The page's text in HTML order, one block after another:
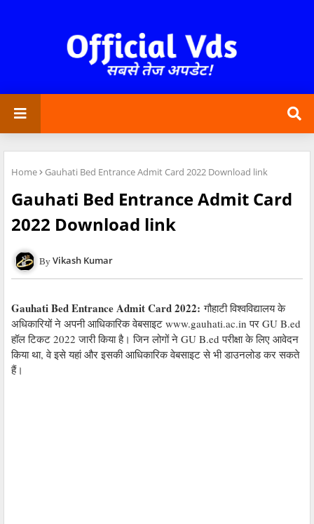
Home Gauhati Bed Entrance Admit Card 2022 Download link
Gauhati Bed Entrance Admit Card
2022 Download link
Vikash Kumar
Gauhati Bed Entrance Admit Card 2022: गौहाटी विश्वविद्यालय के
अधिकारियों ने अपनी आधिकारिक वेबसाइट www.gauhati.ac.in पर GU B.ed
हॉल टिकट 2022 जारी किया है। जिन लोगों ने GU B.ed परीक्षा के लिए आवेदन
किया था, वे इसे यहां और इसकी आधिकारिक वेबसाइट से भी डाउनलोड कर सकते
हैं।